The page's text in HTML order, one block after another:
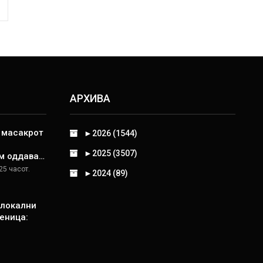
оддава…
часот.
АРХИВА
► 2026 (1544)
► 2025 (3507)
► 2024 (89)